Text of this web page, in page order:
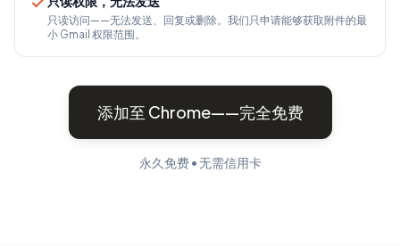
只读访问——无法发送、回复或删除。我们只申请能够获取附件的最
小 Gmail 权限范围。
添加至 Chrome——完全免费
永久免费 • 无需信用卡